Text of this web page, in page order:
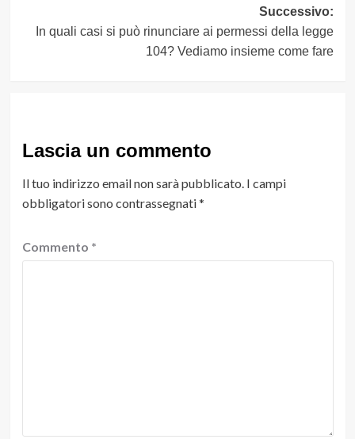
Successivo:
In quali casi si può rinunciare ai permessi della legge
104? Vediamo insieme come fare
Lascia un commento
Il tuo indirizzo email non sarà pubblicato. I campi
obbligatori sono contrassegnati*
Commento *